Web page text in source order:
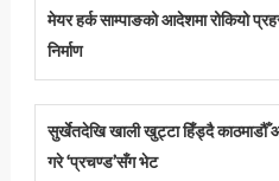
मेयर हर्क साम्पाङको आदेशमा रोकियो
निर्माण
सुर्खेतदेखि खाली खुट्टा हिँड्दै काठमाडौँ
गरे ‘प्रचण्ड’सँग भेट